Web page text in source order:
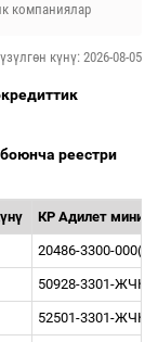
компаниялар
күнү: 2026-08-05
реестри
үнү КР Адилет
20486-3300-
50928-3301-ЖЧК
52501-3301-ЖЧК